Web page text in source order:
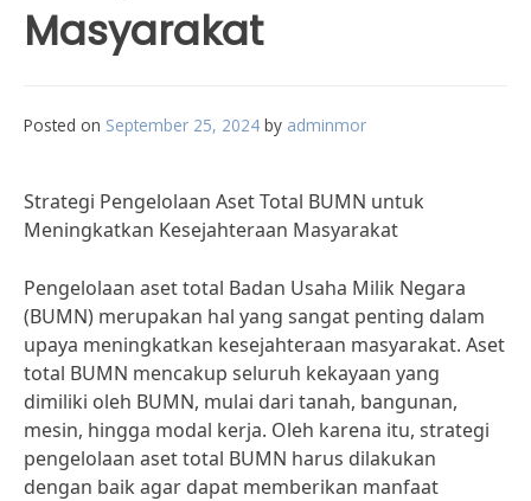
Masyarakat
Posted on September 25, 2024 by adminmor
Strategi Pengelolaan Aset Total BUMN untuk
Meningkatkan Kesejahteraan Masyarakat
Pengelolaan aset total Badan Usaha Milik Negara
(BUMN) merupakan hal yang sangat penting dalam
upaya meningkatkan kesejahteraan masyarakat. Aset
total BUMN mencakup seluruh kekayaan yang
dimiliki oleh BUMN, mulai dari tanah, bangunan,
mesin, hingga modal kerja. Oleh karena itu, strategi
pengelolaan aset total BUMN harus dilakukan
dengan baik agar dapat memberikan manfaat